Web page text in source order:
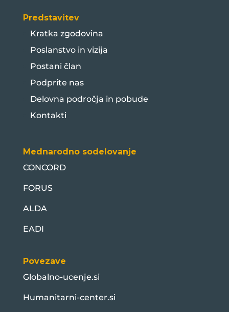
Predstavitev
Kratka zgodovina
Poslanstvo in vizija
Postani član
Podprite nas
Delovna področja in pobude
Kontakti
Mednarodno sodelovanje
CONCORD
FORUS
ALDA
EADI
Povezave
Globalno-ucenje.si
Humanitarni-center.si